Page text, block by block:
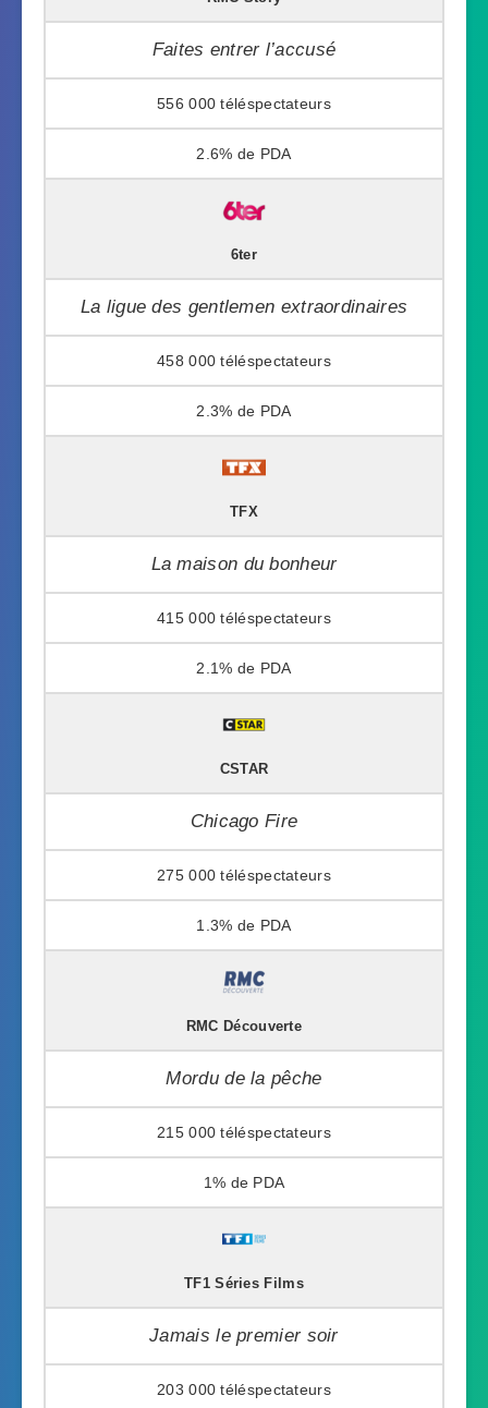
Faites entrer l’accusé
556 000
2.6%
6ter
La ligue des gentlemen extraordinaires
458 000
2.3%
TFX
La maison du bonheur
415 000
2.1%
CSTAR
Chicago Fire
275 000
1.3%
RMC Découverte
Mordu de la pêche
215 000
1%
TF1 Séries Films
Jamais le premier soir
203 000